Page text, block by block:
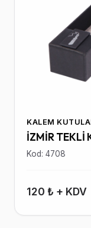
KALEM
İZMİR TEKLİ
Kod: 4708
120 ₺ + KDV